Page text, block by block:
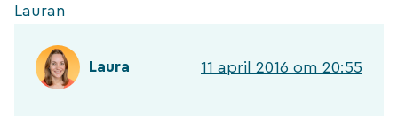
Lauran
Laura 11 april 2016 om 20:55